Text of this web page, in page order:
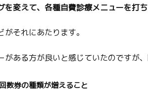
を変えて、各種自費診療メニューを打ち
それにあたります。
がある方が良いと感じていたのですが、
数券の種類が増えること